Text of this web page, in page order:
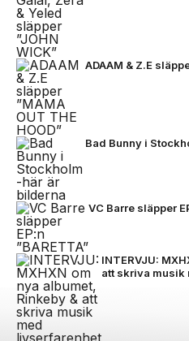
ADAAM & Z.E
Bad Bunny i
VC Barre släpper
INTERVJU:
att skriva musik